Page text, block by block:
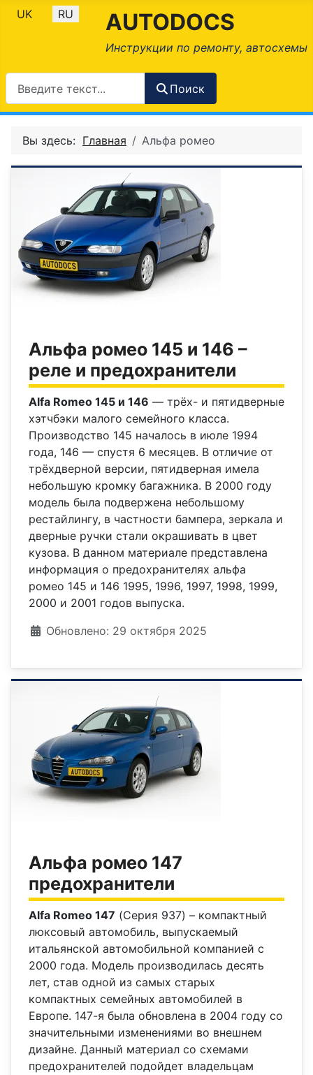
Выберите язык
UK RU AUTODOCS
Инструкции по ремонту, автосхемы
Поиск
Вы здесь: Главная Альфа ромео
Альфа ромео 145 и 146 –
реле и предохранители
Alfa Romeo 145 и 146 — трёх- и пятидверные
хэтчбэки малого семейного класса.
Производство 145 началось в июле 1994
года, 146 — спустя 6 месяцев. В отличие от
трёхдверной версии, пятидверная имела
небольшую кромку багажника. В 2000 году
модель была подвержена небольшому
рестайлингу, в частности бампера, зеркала и
дверные ручки стали окрашивать в цвет
кузова. В данном материале представлена
информация о предохранителях альфа
ромео 145 и 146 1995, 1996, 1997, 1998, 1999,
2000 и 2001 годов выпуска.
Информация о материале
Обновлено: 29 октября 2025
Альфа ромео 147
предохранители
Alfa Romeo 147 (Серия 937) – компактный
люксовый автомобиль, выпускаемый
итальянской автомобильной компанией с
2000 года. Модель производилась десять
лет, став одной из самых старых
компактных семейных автомобилей в
Европе. 147-я была обновлена в 2004 году со
значительными изменениями во внешнем
дизайне. Данный материал со схемами
предохранителей подойдет владельцам